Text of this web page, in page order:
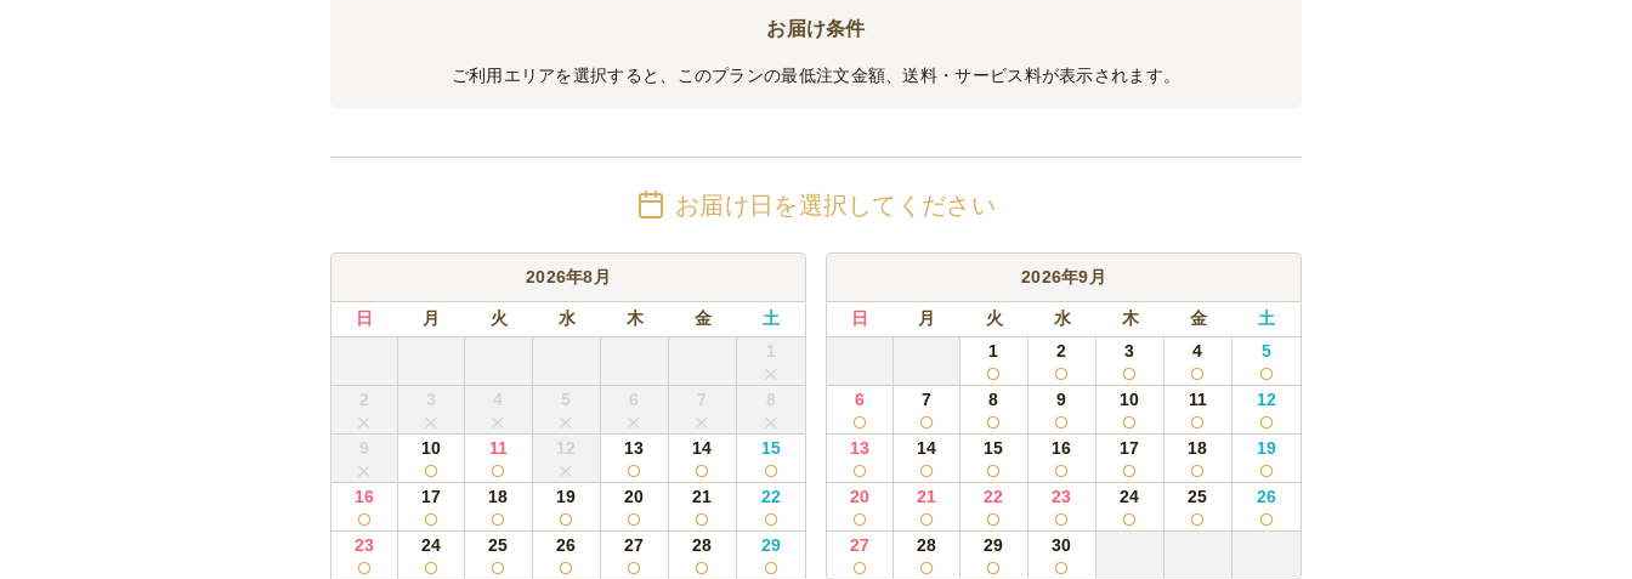
お届け条件
ご利用エリアを選択すると、このプランの最低注文金額、送料・サービス料が表示されます。
お届け日を選択してください
2026年8月
日 月 火 水 木 金
土
1
2 3 4 5 6 7 8
9 10 11 12 13 14 15
16 17 18 19 20 21 22
23 24 25 26 27 28 29
2026年9月
日 月 火 水 木 金
土
1
2 3 4 5
6 7 8 9 10 11 12
13 14 15 16 17 18 19
20 21 22 23 24 25 26
27 28 29 30